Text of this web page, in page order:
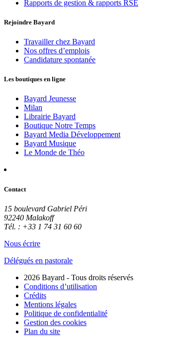
Rapports de gestion & rapports RSE
Rejoindre Bayard
Travailler chez Bayard
Nos offres d’emplois
Candidature spontanée
Les boutiques en ligne
Bayard Jeunesse
Milan
Librairie Bayard
Boutique Notre Temps
Bayard Media Développement
Bayard Musique
Le Monde de Théo
Contact
15 boulevard Gabriel Péri
92240 Malakoff
Tél. : +33 1 74 31 60 60
Nous écrire
Délégués en pastorale
2026 Bayard - Tous droits réservés
Conditions d’utilisation
Crédits
Mentions légales
Politique de confidentialité
Gestion des cookies
Plan du site